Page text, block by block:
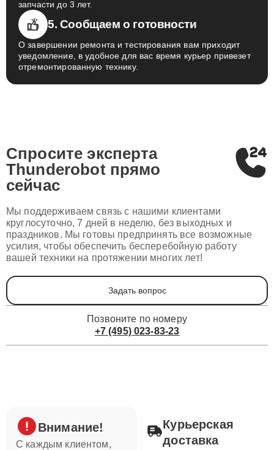
запчасти до 3 лет.
5. Сообщаем о готовности
О завершении ремонта и тестирования вам приходит
уведомление, в удобное для вас время курьер привезет
отремонтированную технику.
Спросите эксперта
Thunderobot прямо
сейчас
Мы поддерживаем связь с нашими клиентами
круглосуточно, 7 дней в неделю, без выходных и
праздников. Мы готовы предпринять все возможные
усилия, чтобы обеспечить бесперебойную работу
вашей техники на протяжении многих лет!
Задать вопрос
Позвоните по номеру
+7 (495) 023-83-23
Внимание!
С каждым клиентом,
Курьерская
доставка